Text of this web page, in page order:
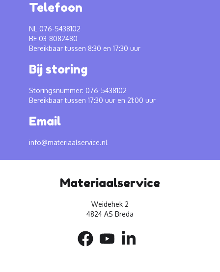
Telefoon
NL 076-5438102
BE 03-8082480
Bereikbaar tussen 8:30 en 17:30 uur
Bij storing
Storingsnummer: 076-5438102
Bereikbaar tussen 17:30 uur en 21:00 uur
Email
info@materiaalservice.nl
Materiaalservice
Weidehek 2
4824 AS Breda